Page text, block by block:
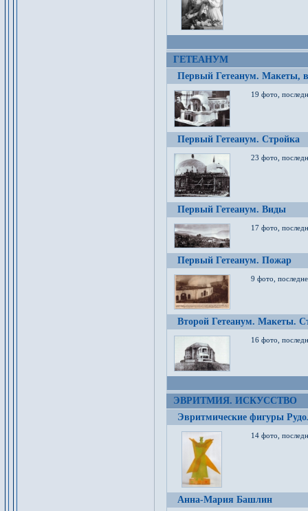
ГЕТЕАНУМ
Первый Гетеанум. Макеты,
19 фото,
Первый Гетеанум. Стройка
23 фото,
Первый Гетеанум. Виды
17 фото,
Первый Гетеанум. Пожар
9 фото,
Второй Гетеанум. Макеты.
16 фото,
ЭВРИТМИЯ. ИСКУССТВО
Эвритмические фигуры
14 фото,
Анна-Мария Башлин